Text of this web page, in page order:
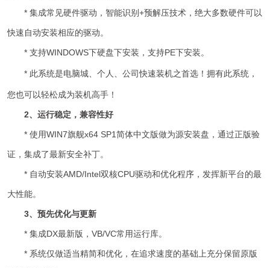
* 集成常见硬件驱动，智能识别+预解压技术，绝大多数硬件可以
快速自动安装相应的驱动。
* 支持WINDOWS下硬盘下安装，支持PE下安装。
* 此系统是电脑城、个人、公司快速装机之首选！拥有此系统，
您也可以轻松成为装机高手！
2、运行稳定，兼容性好
* 使用WIN7旗舰x64 SP1简体中文版做为源安装盘，通过正版验
证，集成了最新安全补丁。
* 自动安装AMD/Intel双核CPU驱动和优化程序，发挥新平台的最
大性能。
3、预先优化与更新
* 集成DX最新版，VB/VC常用运行库。
* 系统仅做适当精简和优化，在追求速度的基础上充分保留原版